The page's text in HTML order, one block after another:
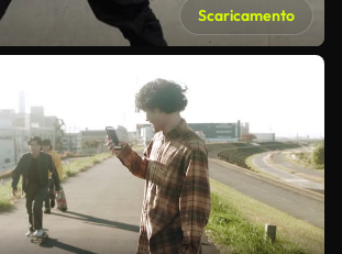
Scaricamento